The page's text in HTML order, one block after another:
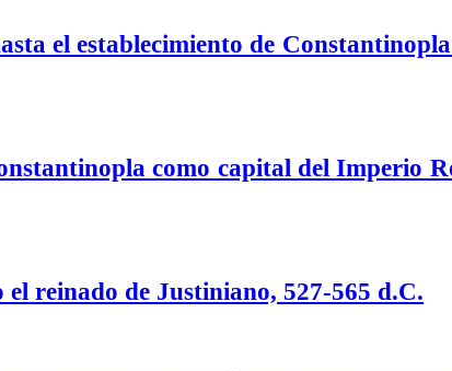
el establecimiento de
como capital del Imperio
reinado de Justiniano, 527-565 d.C.